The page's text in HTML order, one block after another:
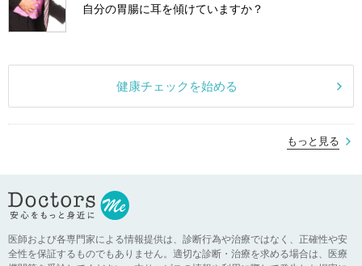
自分の胃腸に耳を傾けていますか？
健康チェックを始める
もっと見る
医師および各専門家による情報提供は、診断行為や治療ではなく、正確性や安
全性を保証するものでもありません。適切な診断・治療を求める場合は、医療